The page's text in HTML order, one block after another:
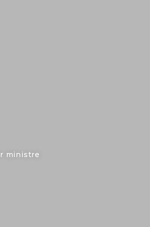
ministre